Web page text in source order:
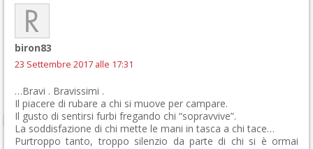
biron83
23 Settembre 2017 alle 17:31
…Bravi . Bravissimi .
Il piacere di rubare a chi si muove per campare.
Il gusto di sentirsi furbi fregando chi “sopravvive”.
La soddisfazione di chi mette le mani in tasca a chi tace…
Purtroppo tanto, troppo silenzio da parte di chi si è ormai